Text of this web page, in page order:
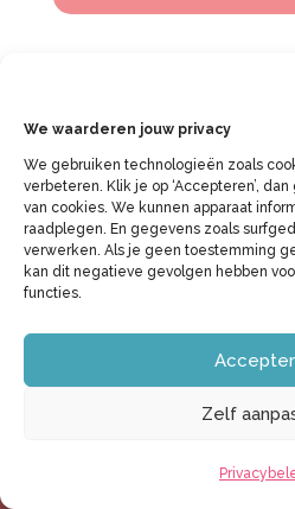
We waarderen jouw privacy
We gebruiken technologieën zoals
verbeteren. Klik je op ‘Accepteren’,
van cookies. We kunnen apparaat
raadplegen. En gegevens zoals
verwerken. Als je geen toestemming
kan dit negatieve gevolgen hebben
functies.
Zelf